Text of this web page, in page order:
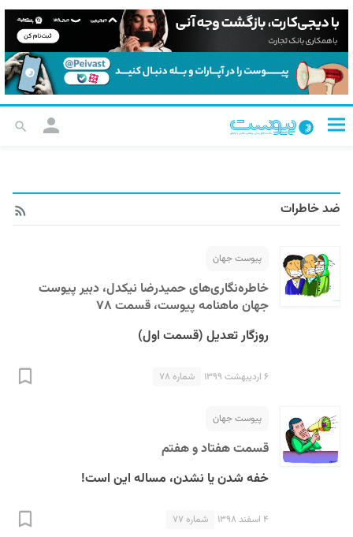
ضد خاطرات
پیوست جهان
خاطره‌نگار‌ی‌های حمیدرضا نیکدل، دبیر پیوست
جهان ماهنامه پیوست، قسمت ۷۸
روزگار تعدیل (قسمت اول)
۶ اردیبهشت ۱۳۹۹ شماره ۷۸
پیوست جهان
قسمت هفتاد و هفتم
خفه شدن یا نشدن، مساله این است!
۴ اسفند ۱۳۹۸ شماره ۷۷